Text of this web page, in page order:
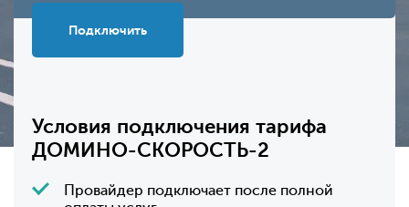
Подключить
Условия подключения тарифа
ДОМИНО-СКОРОСТЬ-2
Провайдер подключает после полной